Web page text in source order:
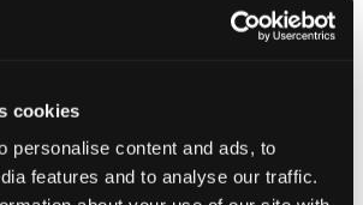
cookies
personalise content and ads, to
features and to analyse our traffic.
Riktig